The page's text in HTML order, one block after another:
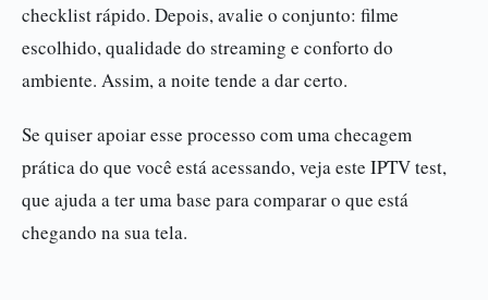
checklist rápido. Depois, avalie o conjunto: filme
escolhido, qualidade do streaming e conforto do
ambiente. Assim, a noite tende a dar certo.
Se quiser apoiar esse processo com uma checagem
prática do que você está acessando, veja este IPTV test,
que ajuda a ter uma base para comparar o que está
chegando na sua tela.